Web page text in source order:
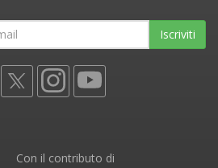
Iscriviti
Con il contributo di